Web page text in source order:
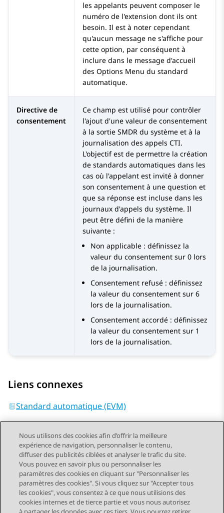
les appelants peuvent composer le
numéro de l'extension dont ils ont
besoin. Il est à noter cependant
qu'aucun message ne s'affiche pour
cette option, par conséquent à
inclure dans le message d'accueil
des Options Menu du standard
automatique.
Directive de
consentement
Ce champ est utilisé pour contrôler
l'ajout d'une valeur de consentement
à la sortie SMDR du système et à la
journalisation des appels CTI.
L'objectif est de permettre la création
de standards automatiques dans les
cas où l'appelant est invité à donner
son consentement à une question et
que sa réponse est incluse dans les
journaux d'appels du système. Il
peut être défini de la manière
suivante :
Non applicable : définissez la
valeur du consentement sur 0 lors
de la journalisation.
Consentement refusé : définissez
la valeur du consentement sur 6
lors de la journalisation.
Consentement accordé : définissez
la valeur du consentement sur 1
lors de la journalisation.
Liens connexes
Standard automatique (EVM)
Send Feedback
Nous utilisons des cookies afin d’offrir la meilleure
expérience de navigation, personnaliser le contenu,
diffuser des publicités ciblées et analyser le trafic du site.
Vous pouvez en savoir plus ou personnaliser les
paramètres des cookies en cliquant sur "Personnaliser les
paramètres des cookies". Si vous cliquez sur "Accepter tous
les cookies", vous consentez à ce que nous utilisions des
cookies internes et de tierce partie et vous nous autorisez